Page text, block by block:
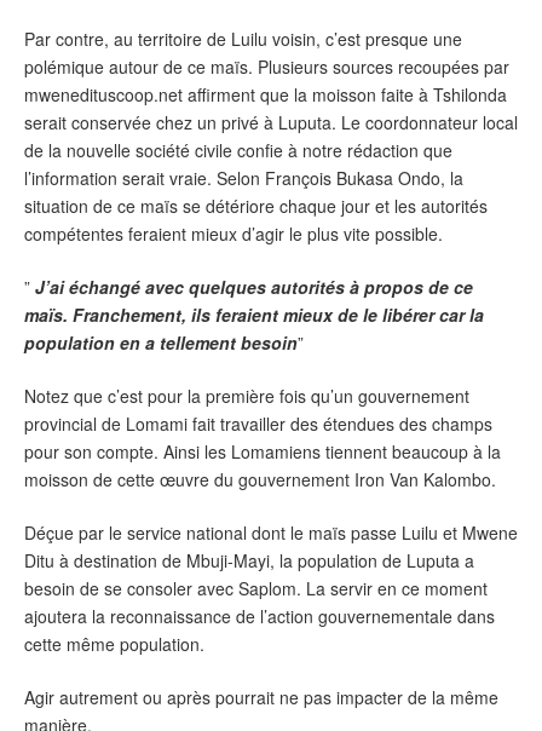
Par contre, au territoire de Luilu voisin, c’est presque une
polémique autour de ce maïs. Plusieurs sources recoupées par
mwenedituscoop.net affirment que la moisson faite à Tshilonda
serait conservée chez un privé à Luputa. Le coordonnateur local
de la nouvelle société civile confie à notre rédaction que
l’information serait vraie. Selon François Bukasa Ondo, la
situation de ce maïs se détériore chaque jour et les autorités
compétentes feraient mieux d’agir le plus vite possible.
” J’ai échangé avec quelques autorités à propos de ce
maïs. Franchement, ils feraient mieux de le libérer car la
population en a tellement besoin”
Notez que c’est pour la première fois qu’un gouvernement
provincial de Lomami fait travailler des étendues des champs
pour son compte. Ainsi les Lomamiens tiennent beaucoup à la
moisson de cette œuvre du gouvernement Iron Van Kalombo.
Déçue par le service national dont le maïs passe Luilu et Mwene
Ditu à destination de Mbuji-Mayi, la population de Luputa a
besoin de se consoler avec Saplom. La servir en ce moment
ajoutera la reconnaissance de l’action gouvernementale dans
cette même population.
Agir autrement ou après pourrait ne pas impacter de la même
manière.